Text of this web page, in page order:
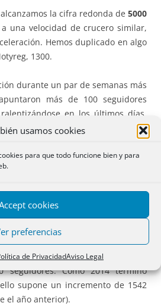
usamos cookies
para que todo funcione bien y para
cookies
preferencias
de PrivacidadAviso Legal
la cifra redonda de 5000
a una velocidad de crucero similar,
Hemos duplicado en algo
1300.
durante un par de semanas más
más de 100 seguidores
en los últimos días,
mayo los5500 seguidores
el 19 de octubre de 2015,
en el crecimiento que se
reducción en el crecimiento se ha
Sin embargo, ha aumentado
derivada de la cuenta: un
de 2015.
Como 2014 terminó
supone un incremento de 1542
el año anterior).